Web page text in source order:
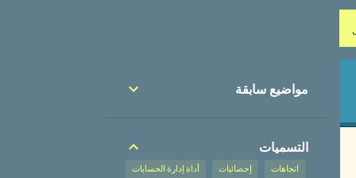
مواضيع سابقة
التسميات
اتجاهات إحصائيات أداة إدارة الحسابات